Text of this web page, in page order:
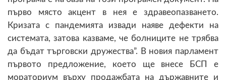
първо място акцент в нея е здравеопазването.
Кризата с пандемията извади наяве дефекти на
системата, затова казваме, че болниците не трябва
да бъдат търговски дружества”. В новия парламент
първото предложение, което ще внесе БСП е
мораториум върху продажбата на държавните и